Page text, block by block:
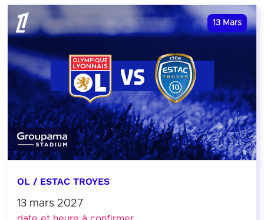
13 Mars
OL / ESTAC TROYES
13 mars 2027